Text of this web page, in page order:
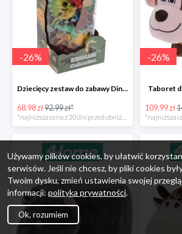
-26%
Dziecięcy zestaw do zabawy Dinosaur Collection -26%
68.98 zł92.99 zł*
-26%
Taboret
109.99 zł
Używamy plików cookies, by ułatwić
serwisów. Jeśli nie chcesz, by pliki cookies
Twoim dysku, zmień ustawienia swojej
informacji: polityka prywatności.
Ok, rozumiem